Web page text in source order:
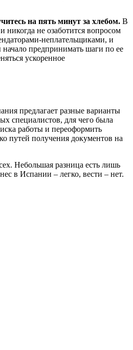
на пять минут за хлебом. В
не озаботится вопросом
неплательщиками, и
предпринимать шаги по ее
ускоренное
предлагает разные варианты
специалистов, для чего была
работы и переоформить
путей получения документов на
Небольшая разница есть лишь
в Испании – легко, вести – нет.